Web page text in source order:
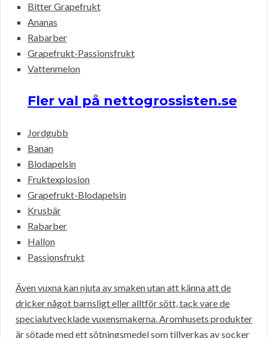
Bitter Grapefrukt
Ananas
Rabarber
Grapefrukt-Passionsfrukt
Vattenmelon
Fler val på nettogrossisten.se
Jordgubb
Banan
Blodapelsin
Fruktexplosion
Grapefrukt-Blodapelsin
Krusbär
Rabarber
Hallon
Passionsfrukt
Även vuxna kan njuta av smaken utan att känna att de
dricker något barnsligt eller alltför sött, tack vare de
specialutvecklade vuxensmakerna. Aromhusets produkter
är sötade med ett sötningsmedel som tillverkas av socker